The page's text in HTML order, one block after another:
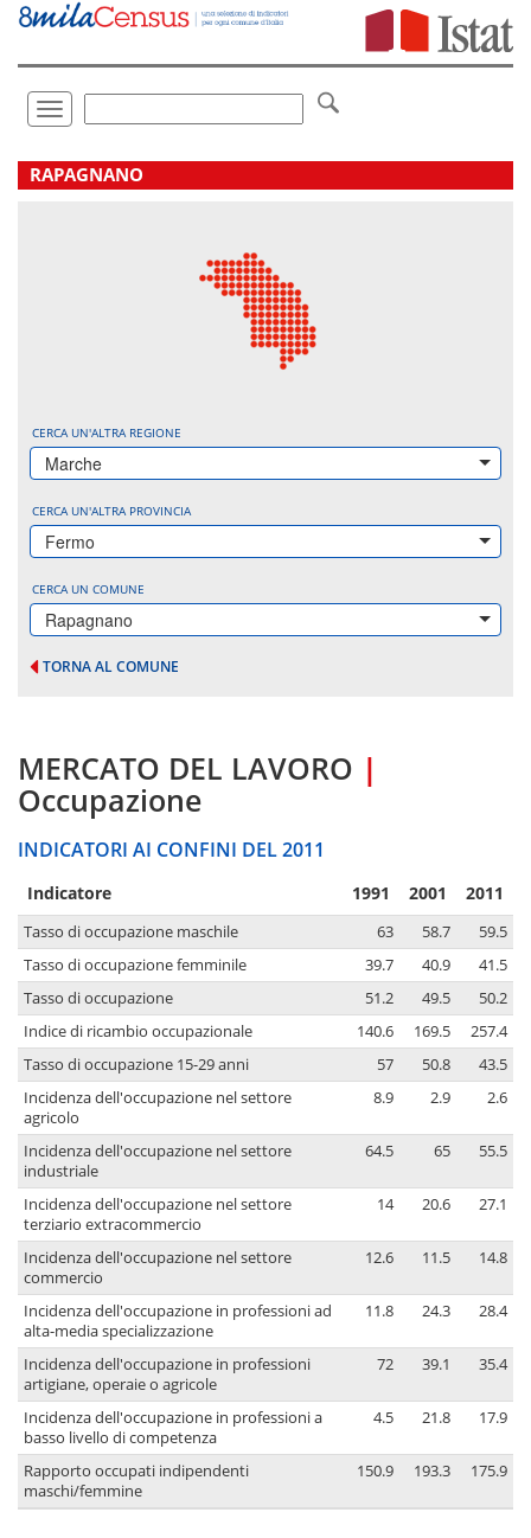
Vai
direttamente
Toggle
navigation
.
RAPAGNANO
CERCA UN'ALTRA REGIONE
Marche
CERCA UN'ALTRA PROVINCIA
Fermo
CERCA UN COMUNE
Rapagnano
TORNA AL COMUNE
MERCATO DEL LAVORO |
Occupazione
INDICATORI AI CONFINI DEL 2011
Indicatore 1991 2001 2011
Tasso di occupazione maschile 63 58.7
59.5
Tasso di occupazione femminile
39.7 40.9
41.5
Tasso di occupazione
51.2 49.5
50.2
Indice di ricambio occupazionale
140.6 169.5
257.4
Tasso di occupazione 15-29 anni
57 50.8
43.5
Incidenza dell'occupazione nel settore
agricolo
8.9 2.9 2.6
Incidenza dell'occupazione nel settore
industriale
64.5 65 55.5
Incidenza dell'occupazione nel settore
terziario extracommercio
14 20.6 27.1
Incidenza dell'occupazione nel settore
commercio
12.6 11.5 14.8
Incidenza dell'occupazione in professioni ad
alta-media specializzazione
11.8 24.3 28.4
Incidenza dell'occupazione in professioni
artigiane, operaie o agricole
72 39.1 35.4
Incidenza dell'occupazione in professioni a
basso livello di competenza
4.5 21.8 17.9
Rapporto occupati indipendenti
maschi/femmine
150.9 193.3 175.9